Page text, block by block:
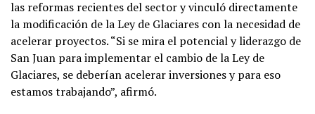
las reformas recientes del sector y vinculó directamente
la modificación de la Ley de Glaciares con la necesidad de
acelerar proyectos. “Si se mira el potencial y liderazgo de
San Juan para implementar el cambio de la Ley de
Glaciares, se deberían acelerar inversiones y para eso
estamos trabajando”, afirmó.